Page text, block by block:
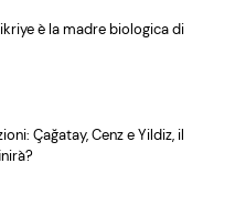
è la madre biologica di
Çağatay, Cenz e Yildiz, il